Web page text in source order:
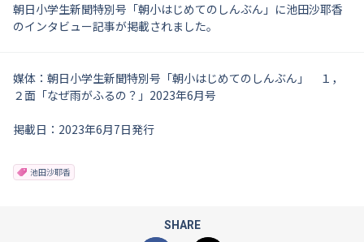
朝日小学生新聞特別号「朝小はじめてのしんぶん」に池田沙耶香
のインタビュー記事が掲載されました。
媒体：朝日小学生新聞特別号「朝小はじめてのしんぶん」 １，
２面「なぜ雨がふるの？」2023年6月号
掲載日：2023年6月7日発行
池田沙耶香
SHARE